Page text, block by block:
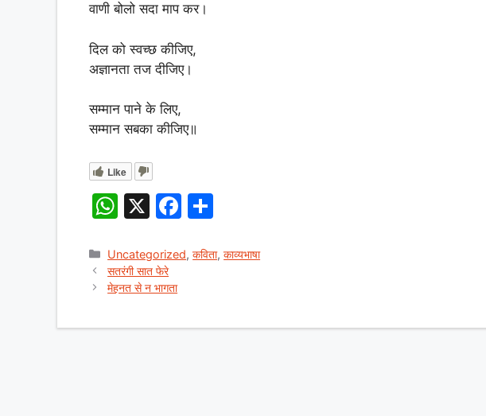
वाणी बोलो सदा माप कर।
दिल को स्वच्छ कीजिए,
अज्ञानता तज दीजिए।
सम्मान पाने के लिए,
सम्मान सबका कीजिए॥
Like
W
at
s
p
X
F
c
o
ar
Categories
Uncategorized,कविता,काव्यभाषा
सतरंगी सात फेरे
मेहनत से न भागता